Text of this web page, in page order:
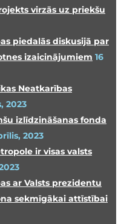
virzās uz priekšu
piedalās diskusijā par
izaicinājumiem 16
Neatkarības
2023
izlīdzināšanas fonda
2023
ir visas valsts
ar Valsts prezidentu
sekmīgākai attīstībai